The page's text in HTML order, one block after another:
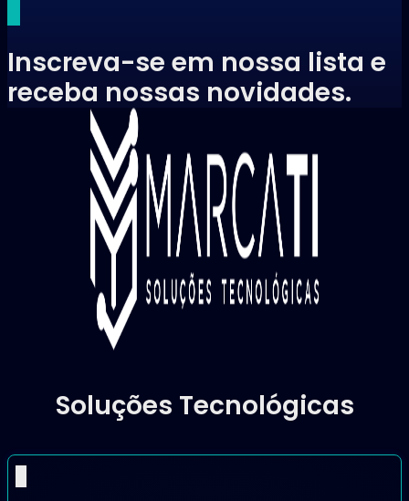
Inscreva-se em nossa lista e
receba nossas novidades.
Soluções Tecnológicas